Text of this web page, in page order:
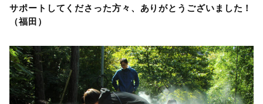
サポートしてくださった方々、ありがとうございました！
（福田）